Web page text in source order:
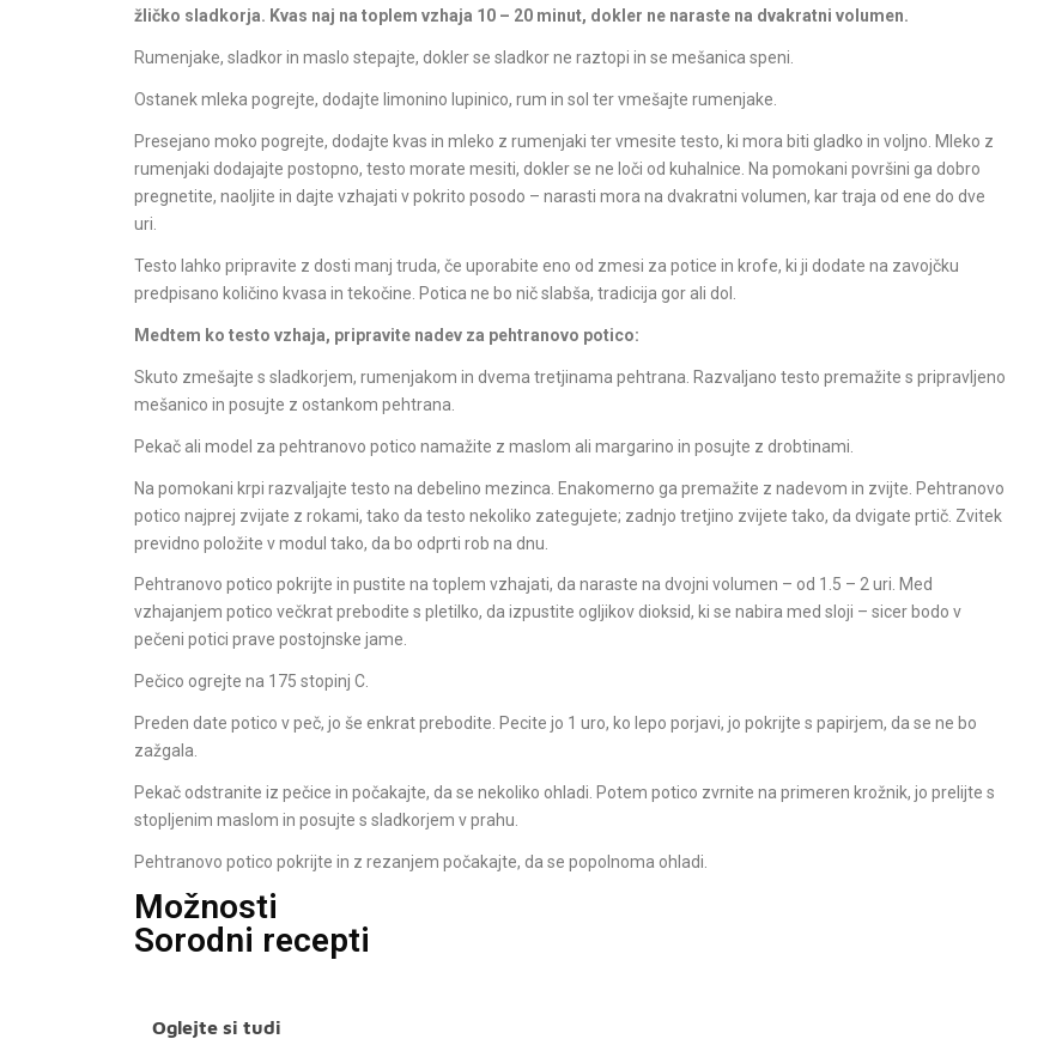
žličko sladkorja. Kvas naj na toplem vzhaja 10 – 20 minut, dokler ne naraste na dvakratni volumen.
Rumenjake, sladkor in maslo stepajte, dokler se sladkor ne raztopi in se mešanica speni.
Ostanek mleka pogrejte, dodajte limonino lupinico, rum in sol ter vmešajte rumenjake.
Presejano moko pogrejte, dodajte kvas in mleko z rumenjaki ter vmesite testo, ki mora biti gladko in voljno. Mleko z
rumenjaki dodajajte postopno, testo morate mesiti, dokler se ne loči od kuhalnice. Na pomokani površini ga dobro
pregnetite, naoljite in dajte vzhajati v pokrito posodo – narasti mora na dvakratni volumen, kar traja od ene do dve
uri.
Testo lahko pripravite z dosti manj truda, če uporabite eno od zmesi za potice in krofe, ki ji dodate na zavojčku
predpisano količino kvasa in tekočine. Potica ne bo nič slabša, tradicija gor ali dol.
Medtem ko testo vzhaja, pripravite nadev za pehtranovo potico:
Skuto zmešajte s sladkorjem, rumenjakom in dvema tretjinama pehtrana. Razvaljano testo premažite s pripravljeno
mešanico in posujte z ostankom pehtrana.
Pekač ali model za pehtranovo potico namažite z maslom ali margarino in posujte z drobtinami.
Na pomokani krpi razvaljajte testo na debelino mezinca. Enakomerno ga premažite z nadevom in zvijte. Pehtranovo
potico najprej zvijate z rokami, tako da testo nekoliko zategujete; zadnjo tretjino zvijete tako, da dvigate prtič. Zvitek
previdno položite v modul tako, da bo odprti rob na dnu.
Pehtranovo potico pokrijte in pustite na toplem vzhajati, da naraste na dvojni volumen – od 1.5 – 2 uri. Med
vzhajanjem potico večkrat prebodite s pletilko, da izpustite ogljikov dioksid, ki se nabira med sloji – sicer bodo v
pečeni potici prave postojnske jame.
Pečico ogrejte na 175 stopinj C.
Preden date potico v peč, jo še enkrat prebodite. Pecite jo 1 uro, ko lepo porjavi, jo pokrijte s papirjem, da se ne bo
zažgala.
Pekač odstranite iz pečice in počakajte, da se nekoliko ohladi. Potem potico zvrnite na primeren krožnik, jo prelijte s
stopljenim maslom in posujte s sladkorjem v prahu.
Pehtranovo potico pokrijte in z rezanjem počakajte, da se popolnoma ohladi.
Možnosti
Sorodni recepti
Oglejte si tudi